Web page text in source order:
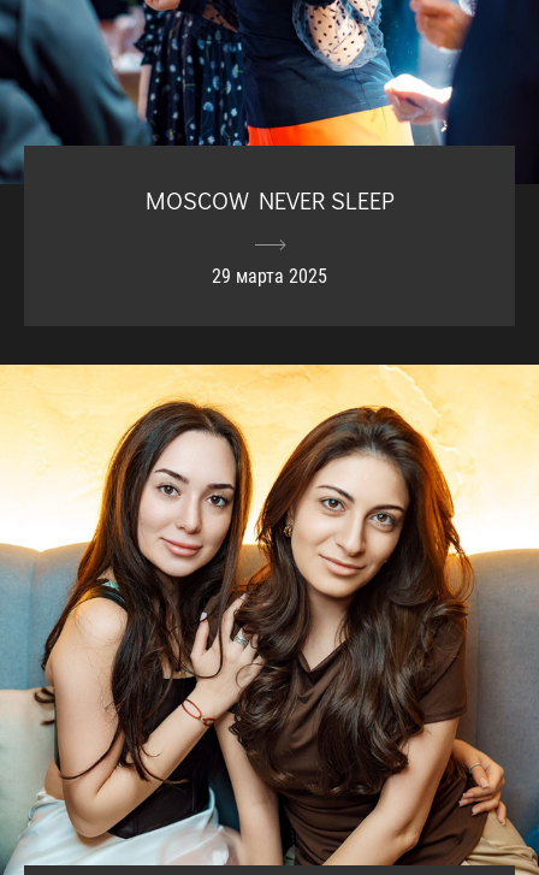
MOSCOW NEVER SLEEP
29 марта 2025